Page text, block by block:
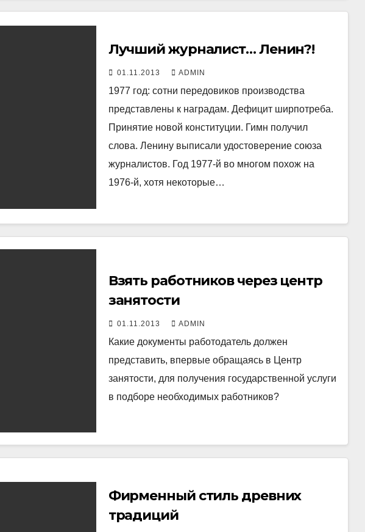
Лучший журналист… Ленин?!
01.11.2013 ADMIN
1977 год: сотни передовиков производства
представлены к наградам. Дефицит ширпотреба.
Принятие новой конституции. Гимн получил
слова. Ленину выписали удостоверение союза
журналистов. Год 1977-й во многом похож на
1976-й, хотя некоторые…
Взять работников через центр
занятости
01.11.2013 ADMIN
Какие документы работодатель должен
представить, впервые обращаясь в Центр
занятости, для получения государственной услуги
в подборе необходимых работников?
Фирменный стиль древних
традиций